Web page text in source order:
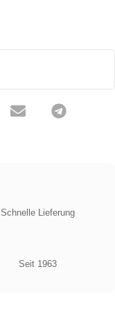
Schnelle Lieferung
Seit 1963